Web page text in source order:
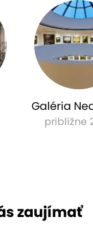
Galéria
približne
zaujímať